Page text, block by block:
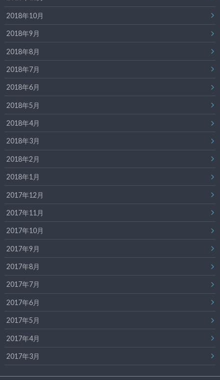
2018年10月
2018年9月
2018年8月
2018年7月
2018年6月
2018年5月
2018年4月
2018年3月
2018年2月
2018年1月
2017年12月
2017年11月
2017年10月
2017年9月
2017年8月
2017年7月
2017年6月
2017年5月
2017年4月
2017年3月